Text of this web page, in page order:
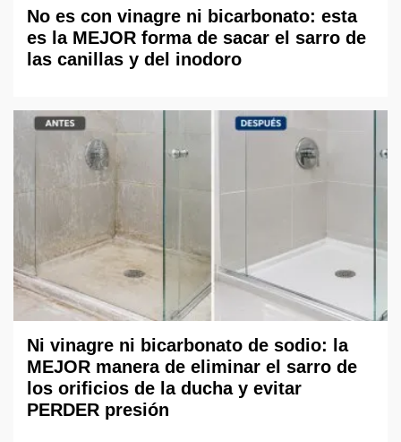
No es con vinagre ni bicarbonato: esta
es la MEJOR forma de sacar el sarro de
las canillas y del inodoro
Ni vinagre ni bicarbonato de sodio: la
MEJOR manera de eliminar el sarro de
los orificios de la ducha y evitar
PERDER presión